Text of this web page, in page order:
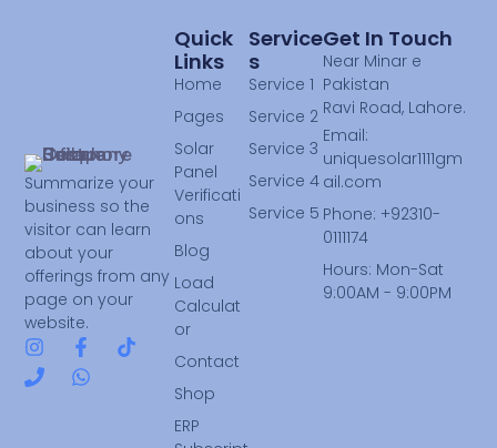
Summarize your
business so the
visitor can learn
about your
offerings from any
page on your
website.
Service
S
Service 1
Service 2
Service 3
Service 4
Service 5
Quick
Links
Home
Pages
Solar
Panel
Verificati
ons
Blog
Load
Calculat
or
Contact
Shop
ERP
Get In Touch
Near Minar e
Pakistan
Ravi Road, Lahore.
Email:
uniquesolar1111gm
ail.com
Phone: +92310-
0111174
Hours: Mon-Sat
9:00AM - 9:00PM